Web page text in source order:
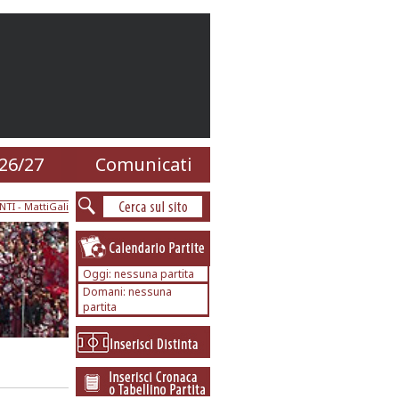
27 Comunicati
- MattiGali
Oggi: nessuna partita
Domani: nessuna
partita